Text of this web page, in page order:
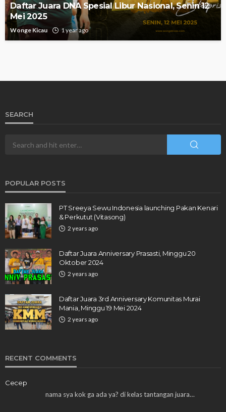
Daftar Juara DNA Spesial Libur Nasional, Senin 12
Mei 2025
Wonge Kicau 1 year ago
SEARCH
POPULAR POSTS
PT Sreeya Sewu Indonesia launching Pakan Kenari
& Perkutut (Vitasong)
2 years ago
Daftar Juara Anniversary Prasasti, Minggu 20
Oktober 2024
2 years ago
Daftar Juara 3rd Anniversary Komunitas Murai
Mania, Minggu 19 Mei 2024
2 years ago
RECENT COMMENTS
Cecep
nama sya kok ga ada ya? di kelas tantangan juara…